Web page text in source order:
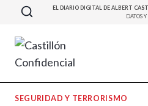
Saltar
contenido
EL DIARIO DIGITAL DE ALBERT
DATOS
SEGURIDAD Y TERRORISMO